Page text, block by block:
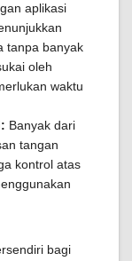
aplikasi
tanpa banyak
oleh
waktu
Banyak dari
tangan
kontrol atas
bagi